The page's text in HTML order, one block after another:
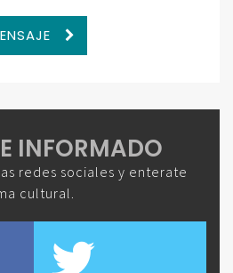
INFORMADO
redes sociales y enterate
cultural.